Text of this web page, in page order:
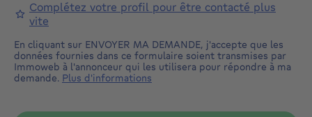
Complétez votre profil pour être contacté plus
vite
En cliquant sur ENVOYER MA DEMANDE, j'accepte que les
données fournies dans ce formulaire soient transmises par
Immoweb à l'annonceur qui les utilisera pour répondre à ma
demande. Plus d'informations